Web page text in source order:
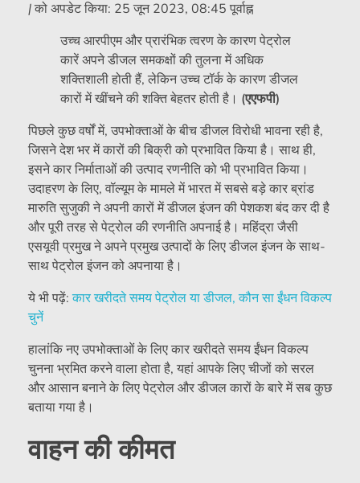
|को अपडेट किया: 25 जून 2023, 08:45 पूर्वाह्न
उच्च आरपीएम और प्रारंभिक त्वरण के कारण पेट्रोल
कारें अपने डीजल समकक्षों की तुलना में अधिक
शक्तिशाली होती हैं, लेकिन उच्च टॉर्क के कारण डीजल
कारों में खींचने की शक्ति बेहतर होती है। (एएफपी)
पिछले कुछ वर्षों में, उपभोक्ताओं के बीच डीजल विरोधी भावना रही है,
जिसने देश भर में कारों की बिक्री को प्रभावित किया है। साथ ही,
इसने कार निर्माताओं की उत्पाद रणनीति को भी प्रभावित किया।
उदाहरण के लिए, वॉल्यूम के मामले में भारत में सबसे बड़े कार ब्रांड
मारुति सुजुकी ने अपनी कारों में डीजल इंजन की पेशकश बंद कर दी है
और पूरी तरह से पेट्रोल की रणनीति अपनाई है। महिंद्रा जैसी
एसयूवी प्रमुख ने अपने प्रमुख उत्पादों के लिए डीजल इंजन के साथ-
साथ पेट्रोल इंजन को अपनाया है।
ये भी पढ़ें:कार खरीदते समय पेट्रोल या डीजल, कौन सा ईंधन विकल्प
चुनें
हालांकि नए उपभोक्ताओं के लिए कार खरीदते समय ईंधन विकल्प
चुनना भ्रमित करने वाला होता है, यहां आपके लिए चीजों को सरल
और आसान बनाने के लिए पेट्रोल और डीजल कारों के बारे में सब कुछ
बताया गया है।
वाहन की कीमत